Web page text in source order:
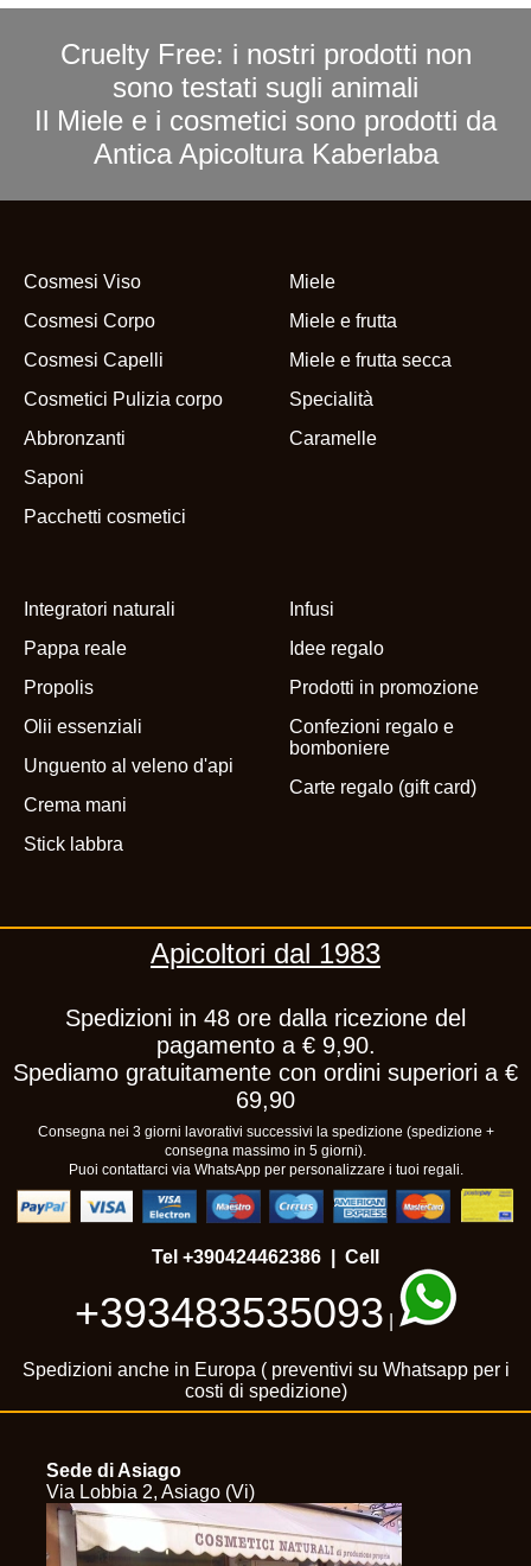
Cruelty Free: i nostri prodotti non
sono testati sugli animali
Il Miele e i cosmetici sono prodotti da
Antica Apicoltura Kaberlaba
Cosmesi Viso
Cosmesi Corpo
Cosmesi Capelli
Cosmetici Pulizia corpo
Abbronzanti
Saponi
Pacchetti cosmetici
Miele
Miele e frutta
Miele e frutta secca
Specialità
Caramelle
Integratori naturali
Pappa reale
Propolis
Olii essenziali
Unguento al veleno d'api
Crema mani
Stick labbra
Infusi
Idee regalo
Prodotti in promozione
Confezioni regalo e
bomboniere
Carte regalo (gift card)
Apicoltori dal 1983
Spedizioni in 48 ore dalla ricezione del
pagamento a € 9,90.
Spediamo gratuitamente con ordini superiori a €
69,90
Consegna nei 3 giorni lavorativi successivi la spedizione (spedizione +
consegna massimo in 5 giorni).
Puoi contattarci via WhatsApp per personalizzare i tuoi regali.
Tel +390424462386 | Cell
+393483535093
Spedizioni anche in Europa ( preventivi su Whatsapp per i
costi di spedizione)
Sede di Asiago
Via Lobbia 2, Asiago (Vi)